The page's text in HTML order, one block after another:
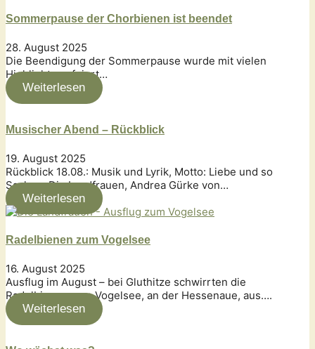
Sommerpause der Chorbienen ist beendet
28. August 2025
Die Beendigung der Sommerpause wurde mit vielen
Highlights gefeiert…
Weiterlesen
Musischer Abend – Rückblick
19. August 2025
Rückblick 18.08.: Musik und Lyrik, Motto: Liebe und so
Sachen. Die Landfrauen, Andrea Gürke von…
Weiterlesen
Radelbienen zum Vogelsee
16. August 2025
Ausflug im August – bei Gluthitze schwirrten die
Radelbienen zum Vogelsee, an der Hessenaue, aus….
Weiterlesen